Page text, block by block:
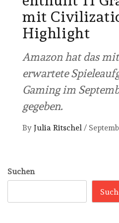
mit
Highlight
Amazon hat das
erwartete
Gaming im
gegeben.
By Julia Ritschel /
Suchen